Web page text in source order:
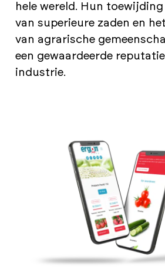
hele wereld. Hun
van superieure zaden en
van agrarische
een gewaardeerde
industrie.